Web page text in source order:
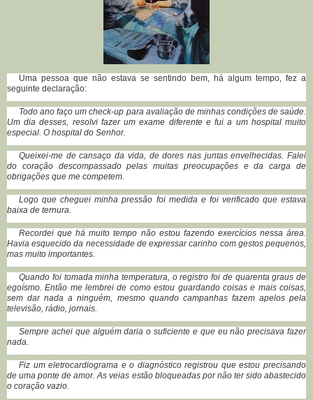
Uma pessoa que não estava se sentindo bem, há algum tempo, fez a
seguinte declaração:
Todo ano faço um check-up para avaliação de minhas condições de saúde.
Um dia desses, resolvi fazer um exame diferente e fui a um hospital muito
especial. O hospital do Senhor.
Queixei-me de cansaço da vida, de dores nas juntas envelhecidas. Falei
do coração descompassado pelas muitas preocupações e da carga de
obrigações que me competem.
Logo que cheguei minha pressão foi medida e foi verificado que estava
baixa de ternura.
Recordei que há muito tempo não estou fazendo exercícios nessa área.
Havia esquecido da necessidade de expressar carinho com gestos pequenos,
mas muito importantes.
Quando foi tomada minha temperatura, o registro foi de quarenta graus de
egoísmo. Então me lembrei de como estou guardando coisas e mais coisas,
sem dar nada a ninguém, mesmo quando campanhas fazem apelos pela
televisão, rádio, jornais.
Sempre achei que alguém daria o suficiente e que eu não precisava fazer
nada.
Fiz um eletrocardiograma e o diagnóstico registrou que estou precisando
de uma ponte de amor. As veias estão bloqueadas por não ter sido abastecido
o coração vazio.